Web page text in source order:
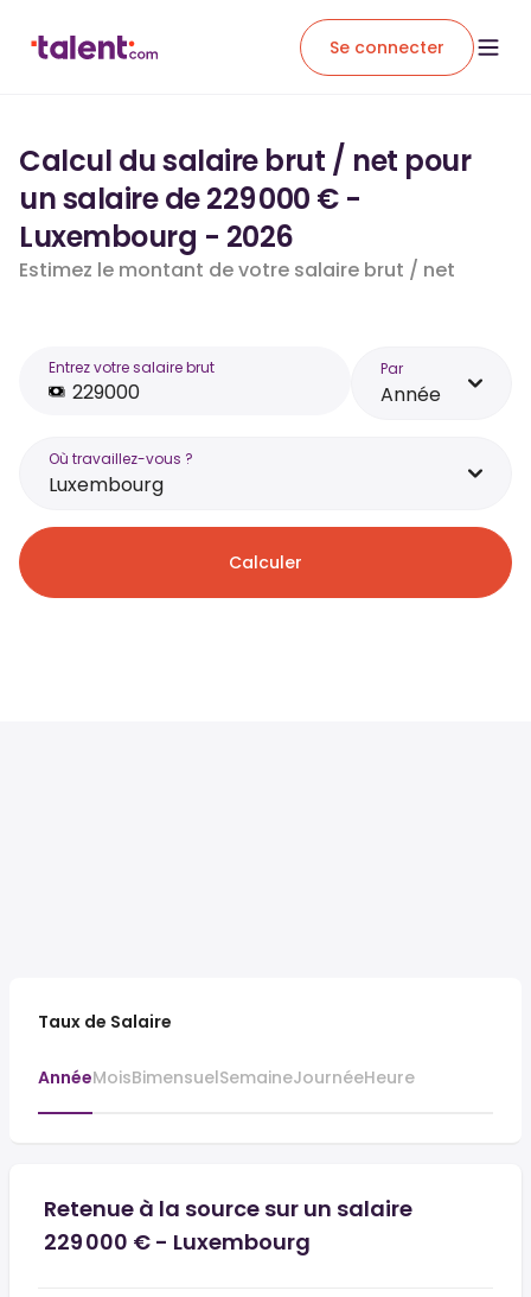
Se connecter
Calcul du salaire brut / net pour
un salaire de 229 000 € -
Luxembourg - 2026
Estimez le montant de votre salaire brut / net
Entrez votre salaire brut Par
Année
Où travaillez-vous ?
Luxembourg
Calculer
Taux de Salaire
AnnéeMoisBimensuelSemaineJournéeHeure
Retenue à la source sur un salaire
229 000 € - Luxembourg